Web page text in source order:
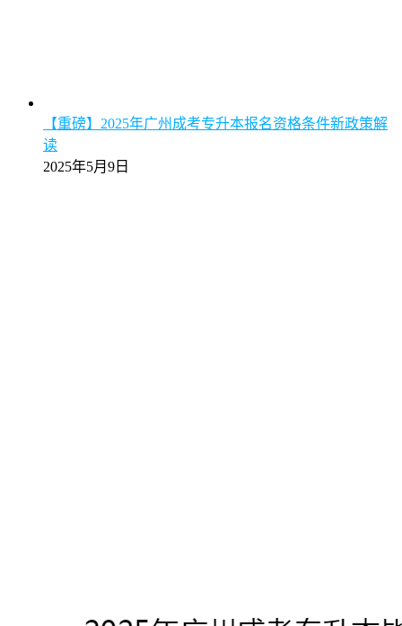
【重磅】2025年广州成考专升本报名资格条件新政策解
读
2025年5月9日